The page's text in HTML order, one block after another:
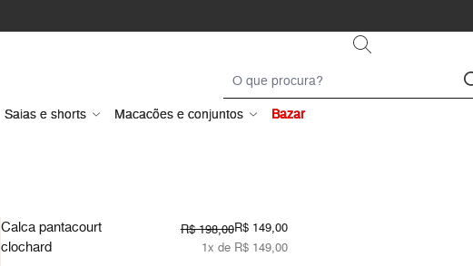
Saias e shorts Macacões e conjuntos Bazar
Calca pantacourt
clochard
R$ 198,00R$ 149,00
1x de R$ 149,00